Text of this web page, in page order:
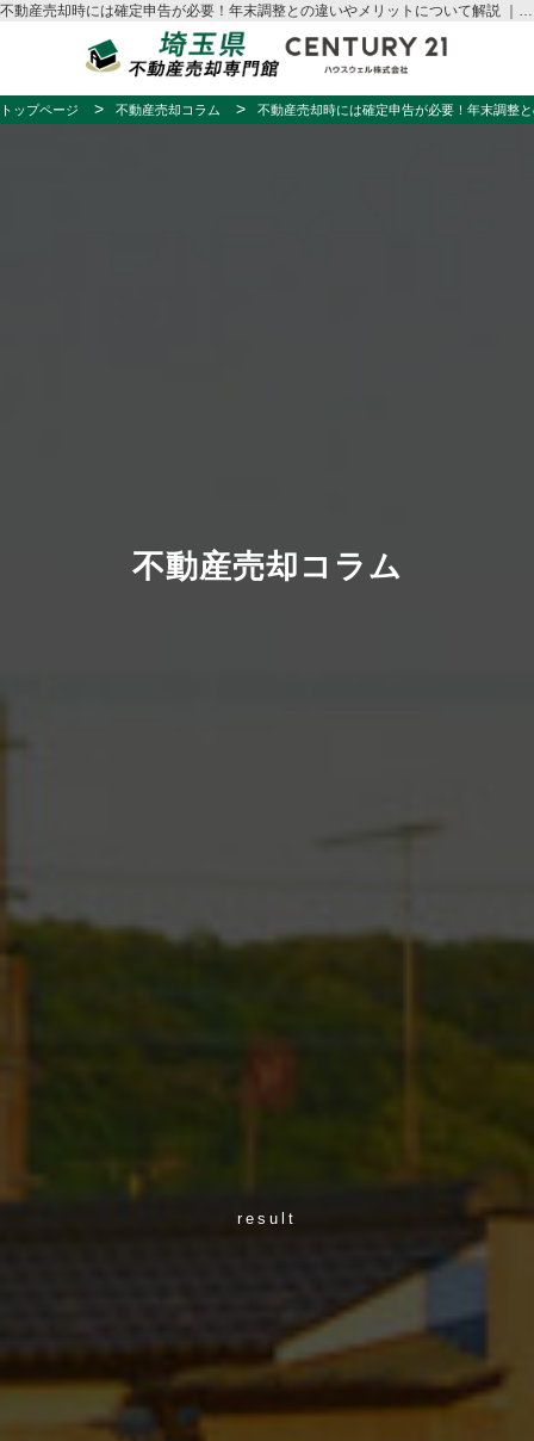
不動産売却時には確定申告が必要！年末調整との違いやメリットについて解説 ｜不動産売却コラム｜さいたま市・埼玉県の不動産売却はハウスウェル
トップページ 不動産売却コラム 不動産売却時には確定申告が必要！年末調整
不動産売却コラム
result